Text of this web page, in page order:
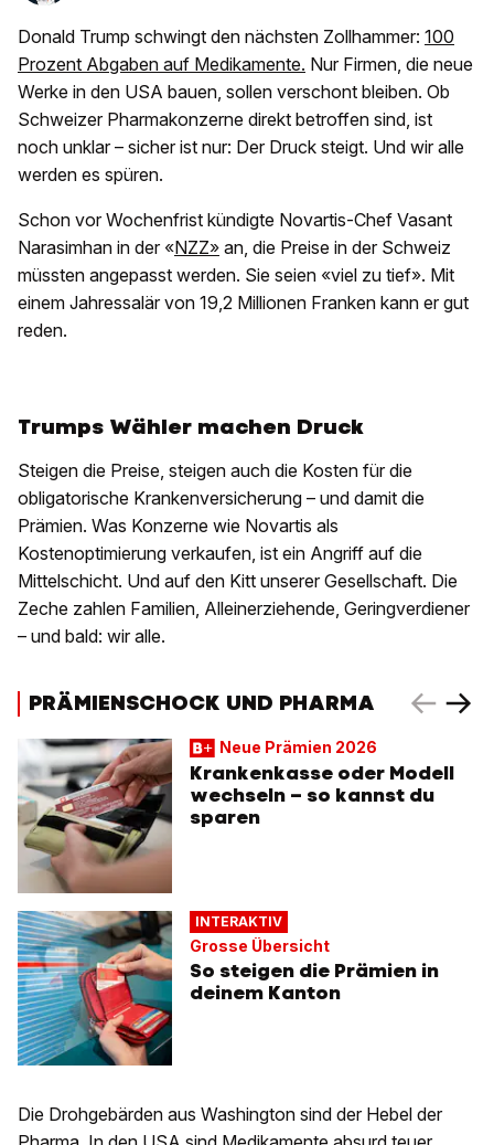
Donald Trump schwingt den nächsten Zollhammer: 100
Prozent Abgaben auf Medikamente. Nur Firmen, die neue
Werke in den USA bauen, sollen verschont bleiben. Ob
Schweizer Pharmakonzerne direkt betroffen sind, ist
noch unklar – sicher ist nur: Der Druck steigt. Und wir alle
werden es spüren.
Schon vor Wochenfrist kündigte Novartis-Chef Vasant
Narasimhan in der «NZZ» an, die Preise in der Schweiz
müssten angepasst werden. Sie seien «viel zu tief». Mit
einem Jahressalär von 19,2 Millionen Franken kann er gut
reden.
Trumps Wähler machen Druck
Steigen die Preise, steigen auch die Kosten für die
obligatorische Krankenversicherung – und damit die
Prämien. Was Konzerne wie Novartis als
Kostenoptimierung verkaufen, ist ein Angriff auf die
Mittelschicht. Und auf den Kitt unserer Gesellschaft. Die
Zeche zahlen Familien, Alleinerziehende, Geringverdiener
– und bald: wir alle.
PRÄMIENSCHOCK UND PHARMA
Neue Prämien 2026
Krankenkasse oder Modell
wechseln – so kannst du
sparen
INTERAKTIV
Grosse Übersicht
So steigen die Prämien in
deinem Kanton
Die Drohgebärden aus Washington sind der Hebel der